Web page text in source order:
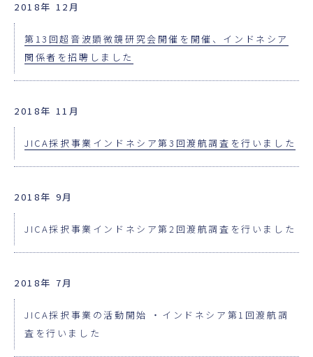
2018年 12月
第13回超音波顕微鏡研究会開催を開催、インドネシア
関係者を招聘しました
2018年 11月
JICA採択事業インドネシア第3回渡航調査を行いました
2018年 9月
JICA採択事業インドネシア第2回渡航調査を行いました
2018年 7月
JICA採択事業の活動開始 ・インドネシア第1回渡航調
査を行いました